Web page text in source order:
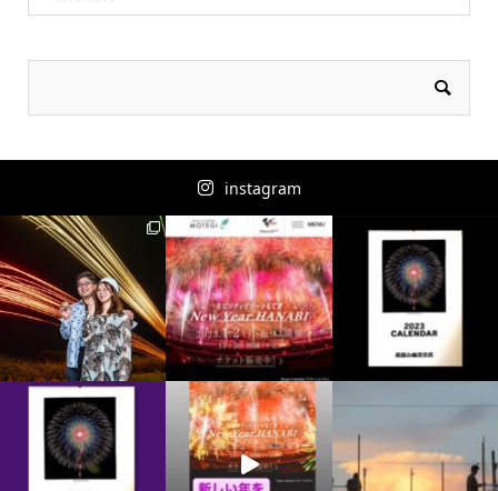
instagram